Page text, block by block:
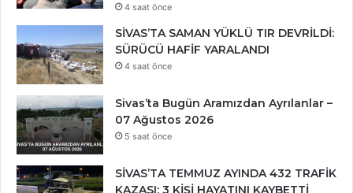
4 saat önce
SİVAS’TA SAMAN YÜKLÜ TIR DEVRİLDİ:
SÜRÜCÜ HAFİF YARALANDI
4 saat önce
Sivas’ta Bugün Aramızdan Ayrılanlar –
07 Ağustos 2026
5 saat önce
SİVAS’TA TEMMUZ AYINDA 432 TRAFİK
KAZASI: 3 KİŞİ HAYATINI KAYBETTİ